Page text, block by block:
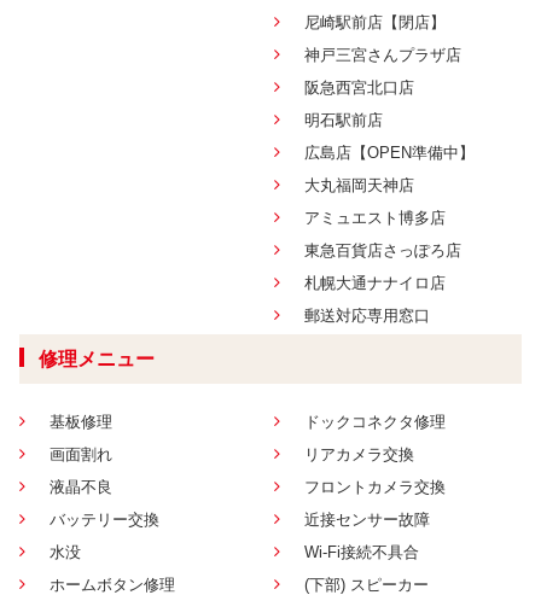
尼崎駅前店【閉店】
神戸三宮さんプラザ店
阪急西宮北口店
明石駅前店
広島店【OPEN準備中】
大丸福岡天神店
アミュエスト博多店
東急百貨店さっぽろ店
札幌大通ナナイロ店
郵送対応専用窓口
修理メニュー
基板修理
画面割れ
液晶不良
バッテリー交換
水没
ホームボタン修理
ドックコネクタ修理
リアカメラ交換
フロントカメラ交換
近接センサー故障
Wi-Fi接続不具合
(下部) スピーカー